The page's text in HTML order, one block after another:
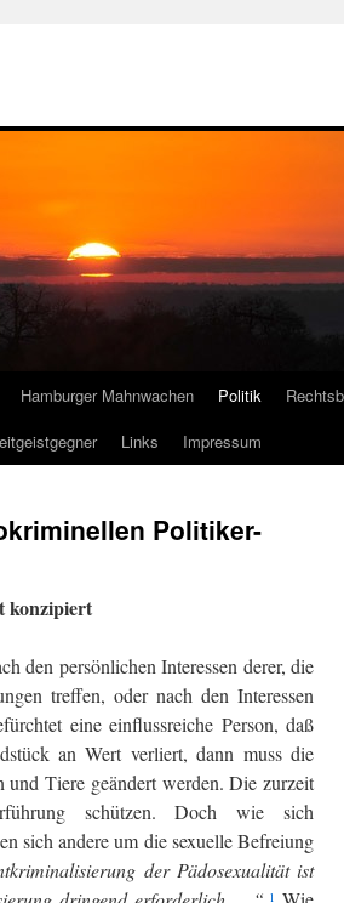
Hamburger Mahnwachen Politik
Links Impressum
Politiker-
konzipiert
den persönlichen Inte­ressen derer, die
treffen, oder nach den Interessen
eine einflussreiche Person, daß
an Wert verliert, dann muss die
und Tiere geändert werden. Die zurzeit
schützen. Doch wie sich
sich andere um die sexuelle Befreiung
der Pädo­sexualität ist
1